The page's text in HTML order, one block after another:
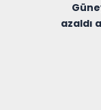
azaldı